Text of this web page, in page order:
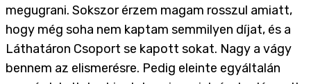
megugrani. Sokszor érzem magam rosszul amiatt,
hogy még soha nem kaptam semmilyen díjat, és a
Láthatáron Csoport se kapott sokat. Nagy a vágy
bennem az elismerésre. Pedig eleinte egyáltalán